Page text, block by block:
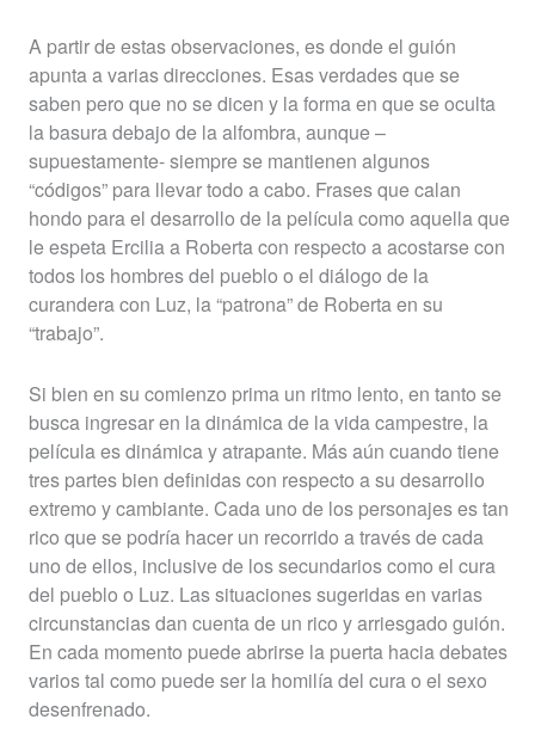
A partir de estas observaciones, es donde el guión
apunta a varias direcciones. Esas verdades que se
saben pero que no se dicen y la forma en que se oculta
la basura debajo de la alfombra, aunque –
supuestamente- siempre se mantienen algunos
“códigos” para llevar todo a cabo. Frases que calan
hondo para el desarrollo de la película como aquella que
le espeta Ercilia a Roberta con respecto a acostarse con
todos los hombres del pueblo o el diálogo de la
curandera con Luz, la “patrona” de Roberta en su
“trabajo”.
Si bien en su comienzo prima un ritmo lento, en tanto se
busca ingresar en la dinámica de la vida campestre, la
película es dinámica y atrapante. Más aún cuando tiene
tres partes bien definidas con respecto a su desarrollo
extremo y cambiante. Cada uno de los personajes es tan
rico que se podría hacer un recorrido a través de cada
uno de ellos, inclusive de los secundarios como el cura
del pueblo o Luz. Las situaciones sugeridas en varias
circunstancias dan cuenta de un rico y arriesgado guión.
En cada momento puede abrirse la puerta hacia debates
varios tal como puede ser la homilía del cura o el sexo
desenfrenado.